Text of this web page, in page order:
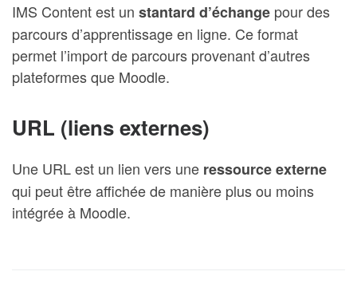
IMS Content est un stantard d’échange pour des
parcours d’apprentissage en ligne. Ce format
permet l’import de parcours provenant d’autres
plateformes que Moodle.
URL (liens externes)
Une URL est un lien vers une ressource externe
qui peut être affichée de manière plus ou moins
intégrée à Moodle.